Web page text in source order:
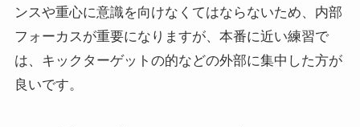
ンスや重心に意識を向けなくてはならないため、内部
フォーカスが重要になりますが、本番に近い練習で
は、キックターゲットの的などの外部に集中した方が
良いです。